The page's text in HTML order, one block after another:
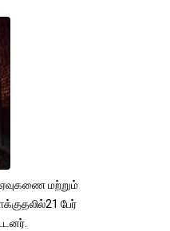
மற்றும்
பேர்